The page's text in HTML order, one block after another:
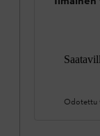
Odotettu